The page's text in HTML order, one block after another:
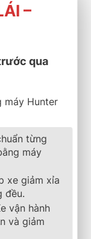
–
qua
máy Hunter
từng
máy
xe giảm xỉa
đều.
vận hành
và giảm